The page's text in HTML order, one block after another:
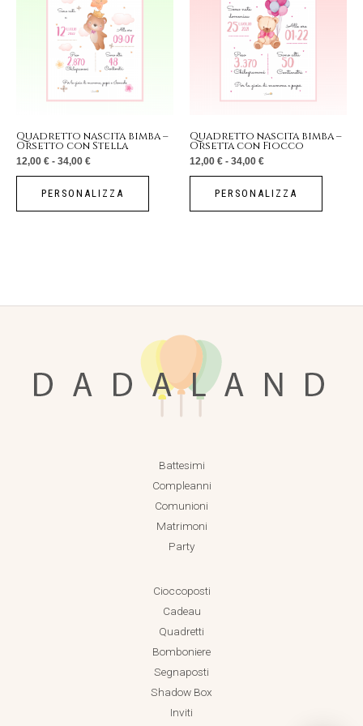
Quadretto nascita bimba –
Orsetto con Stella
12,00 € - 34,00 €
a
34,00 €
PERSONALIZZA
del
Quadretto nascita bimba –
Orsetta con Fiocco
12,00 € - 34,00 €
a
34,00 €
PERSONALIZZA
del
Battesimi
Compleanni
Comunioni
Matrimoni
Party
Cioccoposti
Cadeau
Quadretti
Bomboniere
Segnaposti
Shadow Box
Inviti